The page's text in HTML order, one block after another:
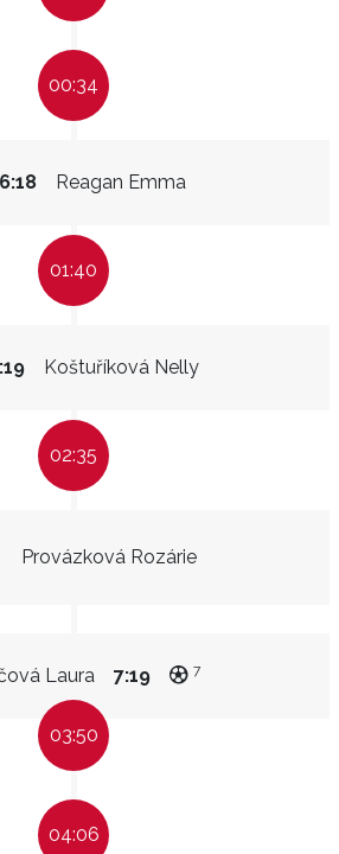
00:34
Reagan Emma
6:18
01:40
Koštuříková Nelly
02:35
Provázková Rozárie
Laura 7:19 7
03:50
04:06